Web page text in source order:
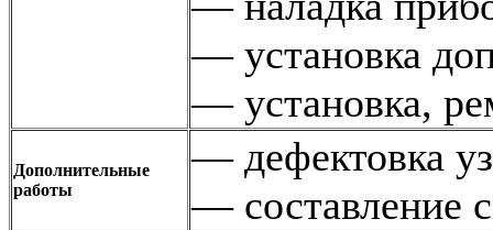
— установка
— установка,
Дополнительные
работы
— дефектовка
— составление